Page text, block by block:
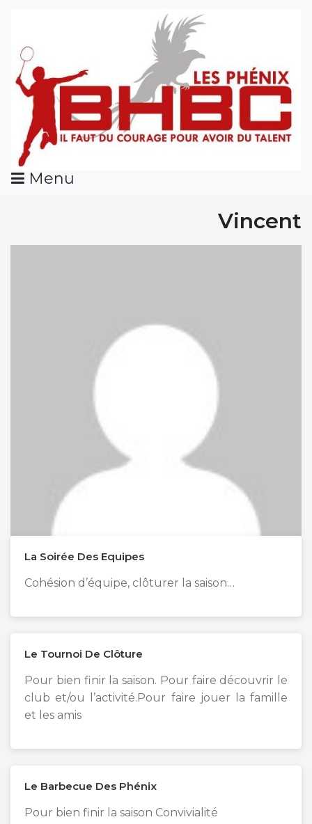
Content
Menu
Vincent
La Soirée Des Equipes
Cohésion d’équipe, clôturer la saison…
Le Tournoi De Clôture
Pour bien finir la saison. Pour faire découvrir le
club et/ou l’activité.Pour faire jouer la famille
et les amis
Le Barbecue Des Phénix
Pour bien finir la saison Convivialité